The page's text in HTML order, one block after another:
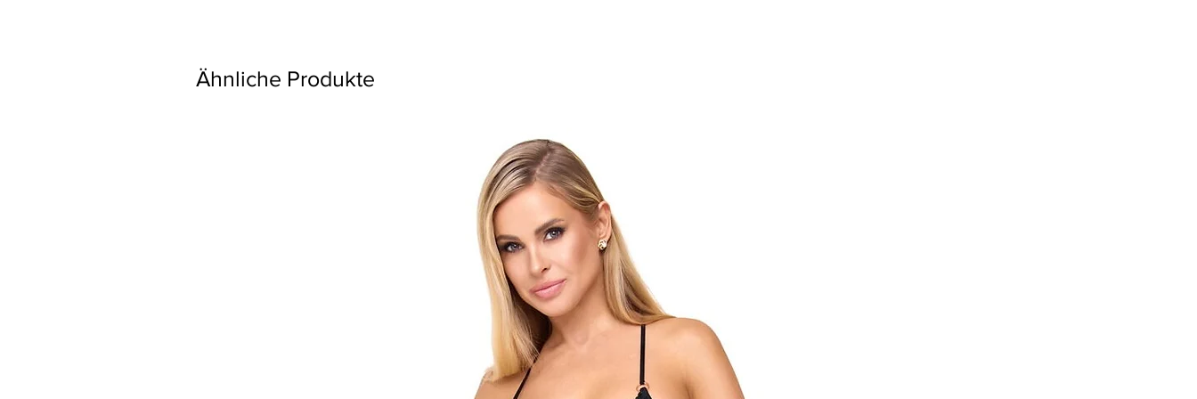
Ähnliche Produkte